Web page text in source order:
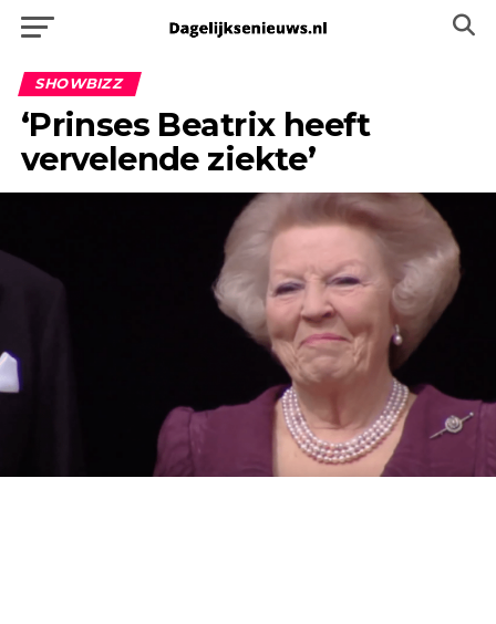
SHOWBIZZ
‘Prinses Beatrix heeft
vervelende ziekte’